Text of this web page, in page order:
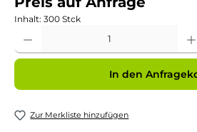
Inhalt: 300 Stck
In den
Zur Merkliste hinzufügen